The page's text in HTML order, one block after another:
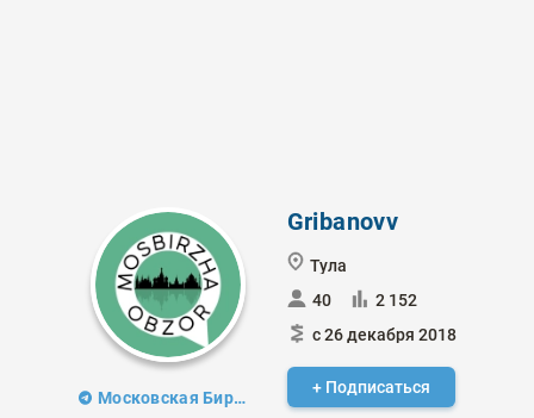
Московская Биржа. Обзор
Gribanovv
Тула
40
2 152
с 26 декабря 2018
+ Подписаться